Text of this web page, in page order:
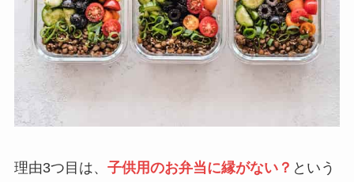
理由3つ目は、 子供用のお弁当に縁がない？ という